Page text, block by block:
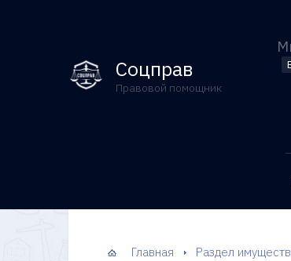
Соцправ
Правовой помощник
Главная Раздел